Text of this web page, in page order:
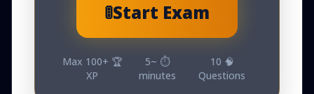
Start Exam
🚦
🧠
10
Questions
⏱️ ~
5
minutes
🏆 +
100
Max
XP